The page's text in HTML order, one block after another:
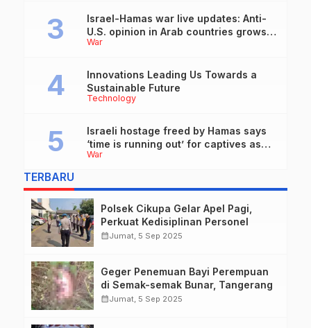
War
Israel-Hamas war live updates: Anti-
U.S. opinion in Arab countries grows
over support for Israel, leaders tell
Technology
Innovations Leading Us Towards a
Sustainable Future
War
Israeli hostage freed by Hamas says
‘time is running out’ for captives as
she describes harrowing conditions
TERBARU
Polsek Cikupa Gelar Apel Pagi,
Perkuat Kedisiplinan Personel
calendar_monthJumat, 5 Sep 2025
Geger Penemuan Bayi Perempuan
di Semak-semak Bunar, Tangerang
calendar_monthJumat, 5 Sep 2025